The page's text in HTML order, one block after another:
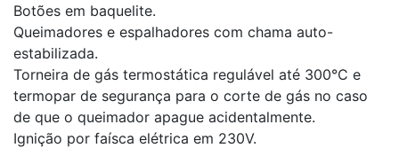
Botões em baquelite.
Queimadores e espalhadores com chama auto-
estabilizada.
Torneira de gás termostática regulável até 300°C e
termopar de segurança para o corte de gás no caso
de que o queimador apague acidentalmente.
Ignição por faísca elétrica em 230V.